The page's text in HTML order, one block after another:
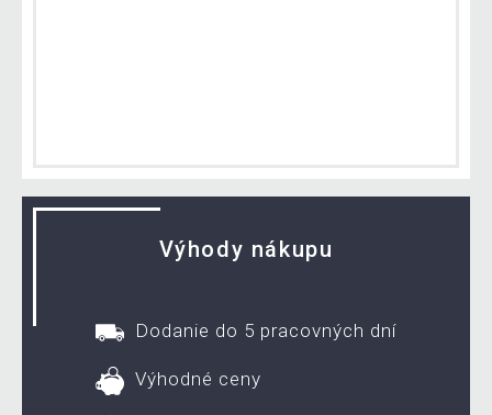
Výhody nákupu
Dodanie do 5 pracovných dní
Výhodné ceny